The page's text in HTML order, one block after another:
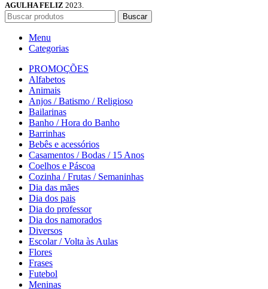
AGULHA FELIZ 2023.
Buscar
Menu
Categorias
PROMOÇÕES
Alfabetos
Animais
Anjos / Batismo / Religioso
Bailarinas
Banho / Hora do Banho
Barrinhas
Bebês e acessórios
Casamentos / Bodas / 15 Anos
Coelhos e Páscoa
Cozinha / Frutas / Semaninhas
Dia das mães
Dia dos pais
Dia do professor
Dia dos namorados
Diversos
Escolar / Volta às Aulas
Flores
Frases
Futebol
Meninas